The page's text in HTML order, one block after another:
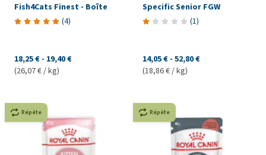
Fish4Cats Finest - Boîte
(4)
18,25 € - 19,40 €
(26,07 € / kg)
Specific Senior FGW
(1)
14,05 € - 52,80 €
(18,86 € / kg)
Répète Répète